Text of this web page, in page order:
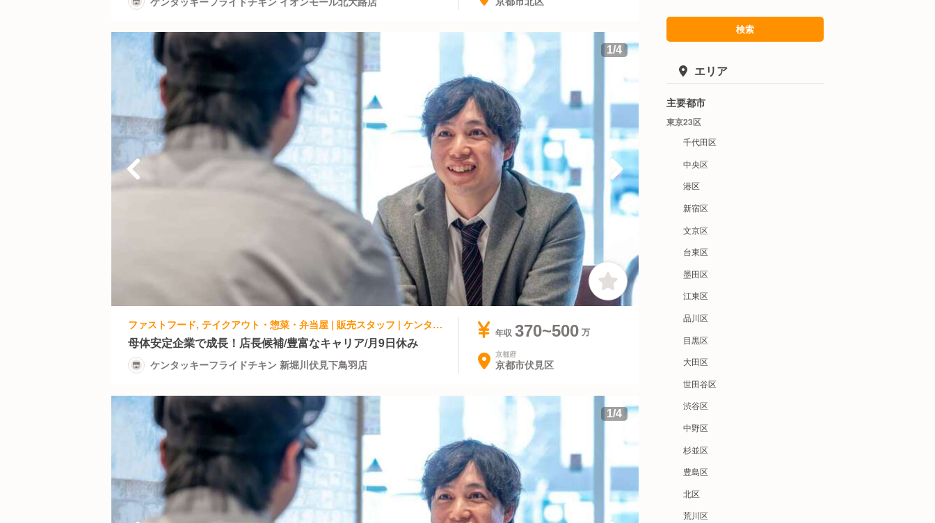
1/4
ファストフード, テイクアウト・惣菜・弁当屋 | 販売スタッフ | ケンタッキーフライドチキン 新堀川伏見下鳥羽店
母体安定企業で成長！店長候補/豊富なキャリア/月9日休み
ケンタッキーフライドチキン 新堀川伏見下鳥羽店
年収 370~500
京都府
京都市伏見区
1/4
検索
エリア
主要都市
東京23区
千代田区
中央区
港区
新宿区
文京区
台東区
墨田区
江東区
品川区
目黒区
大田区
世田谷区
渋谷区
中野区
杉並区
豊島区
北区
荒川区